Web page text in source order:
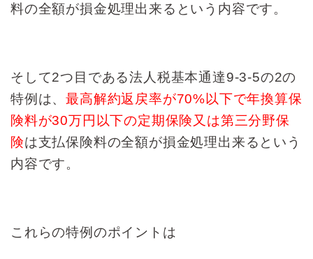
料の全額が損金処理出来るという内容です。
そして2つ目である法人税基本通達9-3-5の2の
特例は、最高解約返戻率が70%以下で年換算保
険料が30万円以下の定期保険又は第三分野保
険は支払保険料の全額が損金処理出来るという
内容です。
これらの特例のポイントは